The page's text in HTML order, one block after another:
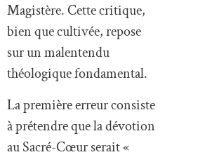
Magistère. Cette critique,
bien que cultivée, repose
sur un malentendu
théologique fondamental.
La première erreur consiste
à prétendre que la dévotion
au Sacré-Cœur serait «